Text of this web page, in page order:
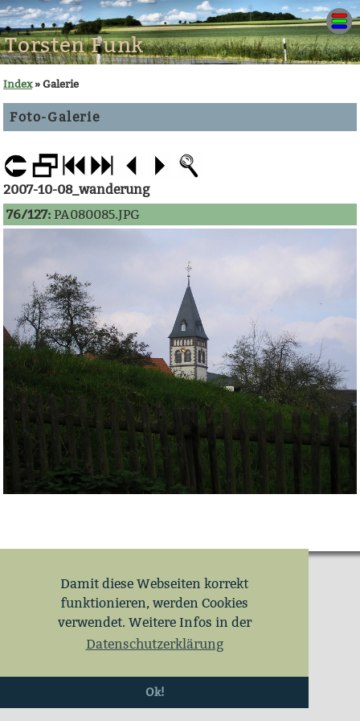
Damit diese Webseiten korrekt
funktionieren, werden Cookies
verwendet. Weitere Infos in der
Datenschutzerklärung
Ok!
Torsten Funk
Index» Galerie
Foto-Galerie
2007-10-08_wanderung
76/127: PA080085.JPG